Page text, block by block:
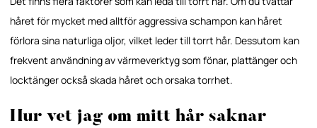
håret för mycket med alltför aggressiva schampon kan håret
förlora sina naturliga oljor, vilket leder till torrt hår. Dessutom kan
frekvent användning av värmeverktyg som fönar, plattänger och
locktänger också skada håret och orsaka torrhet.
Hur vet jag om mitt hår saknar